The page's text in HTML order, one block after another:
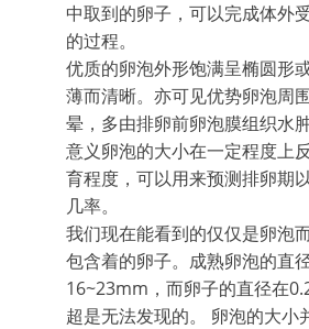
中取到的卵子，可以完成体外
的过程。
优质的卵泡外形饱满呈椭圆形
薄而清晰。亦可见优势卵泡周
晕，多由排卵前卵泡膜组织水
意义卵泡的大小在一定程度上
育程度，可以用来预测排卵期
几率。
我们现在能看到的仅仅是卵泡
包含着的卵子。成熟卵泡的直
16~23mm，而卵子的直径在
超是无法发现的。 卵泡的大小